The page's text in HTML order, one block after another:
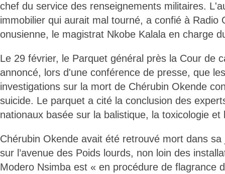
chef du service des renseignements militaires.
immobilier qui aurait mal tourné, a confié à Radio
onusienne, le magistrat Nkobe Kalala en charge
Le 29 février, le Parquet général près la Cour de
annoncé, lors d'une conférence de presse, que
investigations sur la mort de Chérubin Okende
suicide. Le parquet a cité la conclusion des
nationaux basée sur la balistique, la toxicologie et
Chérubin Okende avait été retrouvé mort dans sa
sur l’avenue des Poids lourds, non loin des
Modero Nsimba est « en procédure de flagrance